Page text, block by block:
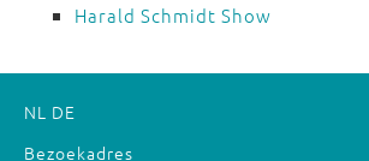
Harald Schmidt Show
NL DE
Bezoekadres